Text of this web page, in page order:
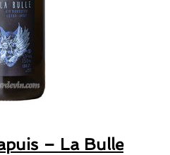
– La Bulle